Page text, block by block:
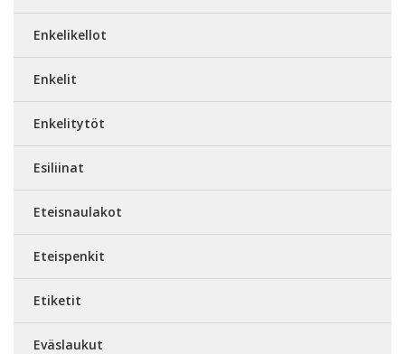
Enkelikellot
Enkelit
Enkelitytöt
Esiliinat
Eteisnaulakot
Eteispenkit
Etiketit
Eväslaukut